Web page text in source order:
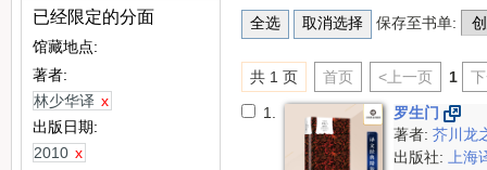
已经限定的分面
馆藏地点:
著者:
林少华译 x
出版日期:
2010 x
保存至书单:
共 1 页 首页 <上一页 1
1.
罗生门
著者:芥川龙
出版社:上海